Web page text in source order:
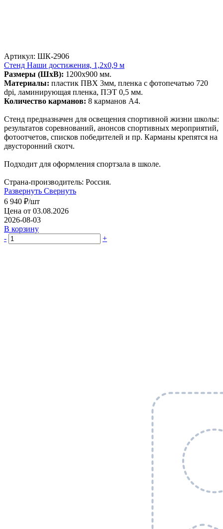
Артикул: ШК-2906
Стенд Наши достижения, 1,2х0,9 м
Размеры (ШхВ): 1200х900 мм.
Материалы: пластик ПВХ 3мм, пленка с фотопечатью 720
dpi, ламинирующая пленка, ПЭТ 0,5 мм.
Количество карманов: 8 карманов А4.
Стенд предназначен для освещения спортивной жизни школы:
результатов соревнований, анонсов спортивных мероприятий,
фотоотчетов, списков победителей и пр. Карманы крепятся на
двусторонний скотч.
Подходит для оформления спортзала в школе.
Страна-производитель: Россия.
Развернуть Свернуть
6 940 ₽/шт
Цена от 03.08.2026
2026-08-03
В корзину
-
+